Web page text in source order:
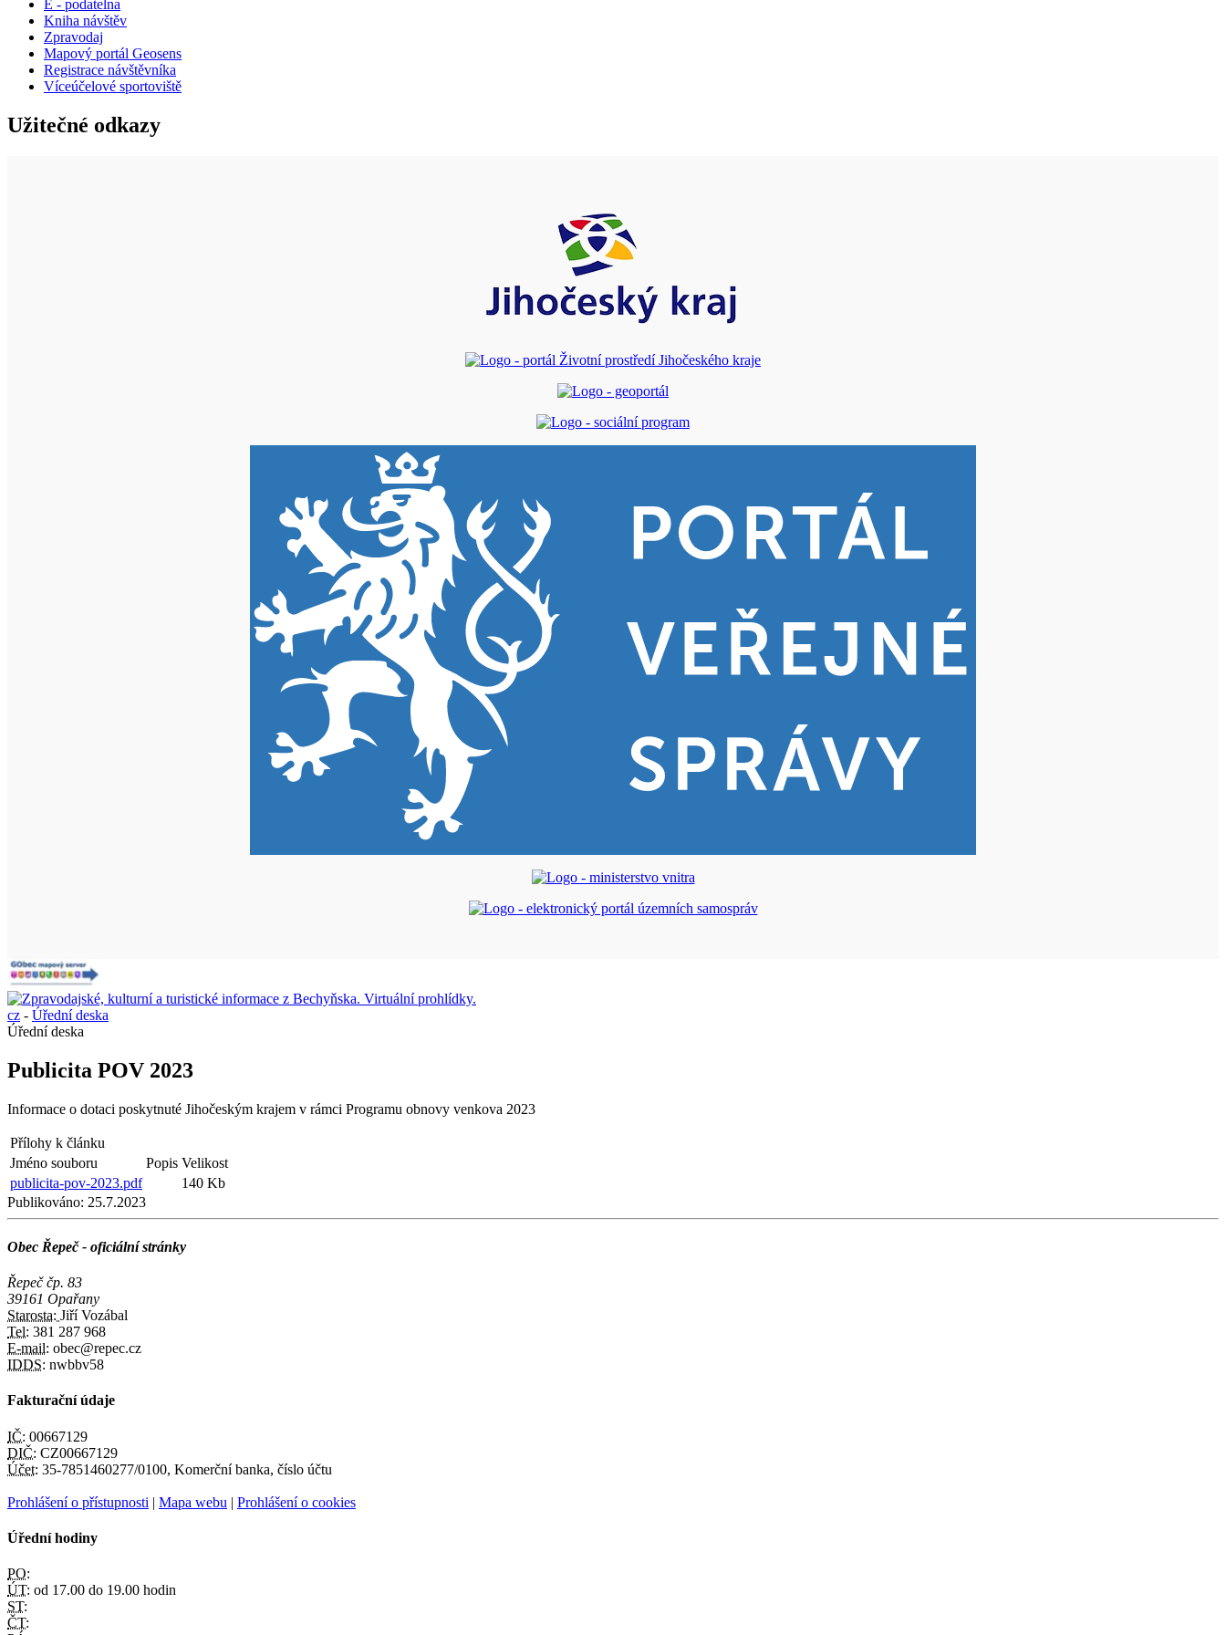
E - podatelna
Kniha návštěv
Zpravodaj
Mapový portál Geosens
Registrace návštěvníka
Víceúčelové sportoviště
Užitečné odkazy
cz - Úřední deska
Úřední deska
Publicita POV 2023
Informace o dotaci poskytnuté Jihočeským krajem v rámci Programu obnovy venkova 2023
Přílohy k článku
Jméno souboru
Popis Velikost
publicita-pov-2023.pdf
140 Kb
Publikováno: 25.7.2023
Obec Řepeč - oficiální stránky
Řepeč čp. 83
39161 Opařany
Starosta: Jiří Vozábal
Tel: 381 287 968
E-mail: obec@repec.cz
IDDS: nwbbv58
Fakturační údaje
IČ: 00667129
DIČ: CZ00667129
Účet: 35-7851460277/0100, Komerční banka, číslo účtu
Prohlášení o přístupnosti | Mapa webu | Prohlášení o cookies
Úřední hodiny
PO:
ÚT: od 17.00 do 19.00 hodin
ST:
ČT: